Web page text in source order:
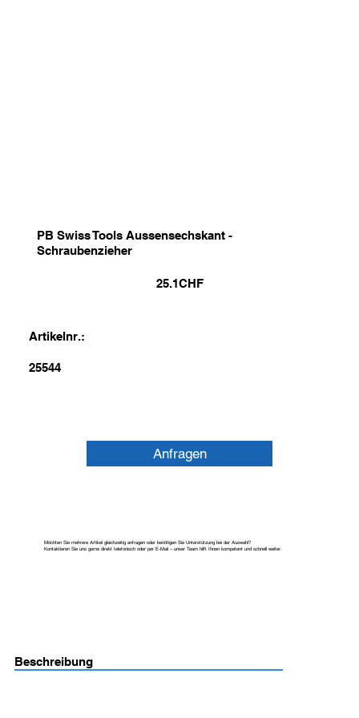
PB Swiss Tools Aussensechskant -
Schraubenzieher
25.1CHF
Artikelnr.:
25544
Anfragen
Möchten Sie mehrere Artikel gleichzeitig anfragen oder benötigen Sie Unterstützung bei der Auswahl?
Kontaktieren Sie uns gerne direkt telefonisch oder per E-Mail – unser Team hilft Ihnen kompetent und schnell weiter.
Beschreibung